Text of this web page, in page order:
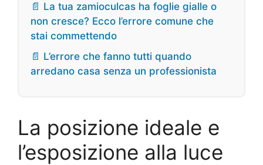
📄 La tua zamioculcas ha foglie gialle o
non cresce? Ecco l’errore comune che
stai commettendo
📄 L’errore che fanno tutti quando
arredano casa senza un professionista
La posizione ideale e
l’esposizione alla luce